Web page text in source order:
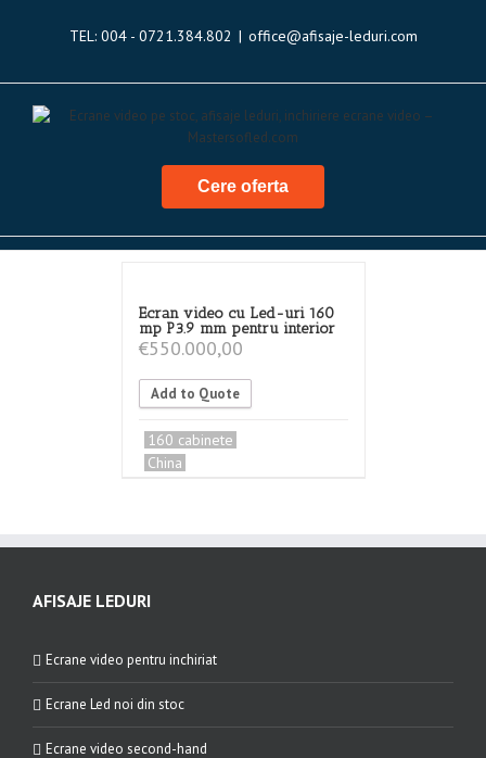
TEL: 004 - 0721.384.802 | office@afisaje-leduri.com
Cere oferta
Ecran video cu Led-uri 160
mp P3.9 mm pentru interior
€550.000,00
Add to Quote
160 cabinete
China
AFISAJE LEDURI
Ecrane video pentru inchiriat
Ecrane Led noi din stoc
Ecrane video second-hand